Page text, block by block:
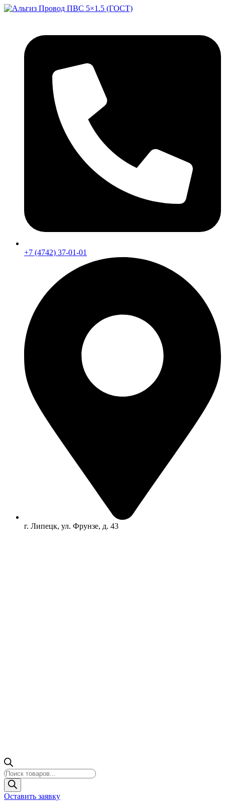
Перейти
+7 (4742) 37-01-01
г. Липецк, ул. Фрунзе, д. 43
Поиск
товаров
Оставить заявку